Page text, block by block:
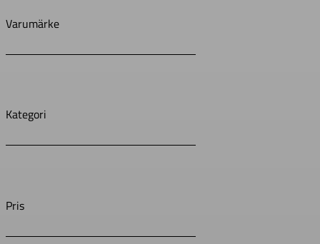
Varumärke
Kategori
Pris